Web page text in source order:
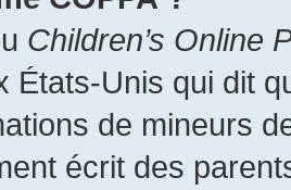
Children’s Online
États-Unis qui dit
de mineurs
écrit des